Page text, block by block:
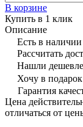
В корзине
Купить в 1 клик
Описание
Есть в наличии
Рассчитать
Нашли
Хочу в подарок
Гарантия
Цена
отличаться от